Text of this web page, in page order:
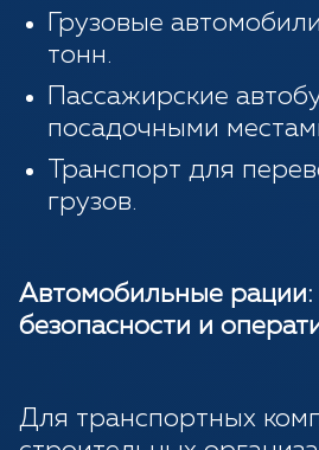
Грузовые
тонн.
Пассажирские
посадочными
Транспорт для
грузов.
Автомобильные рации:
безопасности и
Для транспортных